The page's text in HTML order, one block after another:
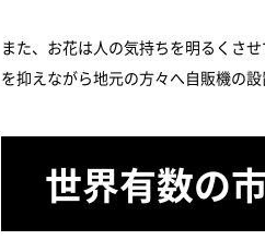
また、お花は人の気持ちを明るくさ
を抑えながら地元の方々へ自販機の
世界有数の